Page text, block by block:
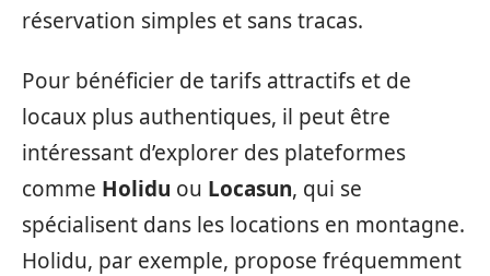
réservation simples et sans tracas.
Pour bénéficier de tarifs attractifs et de
locaux plus authentiques, il peut être
intéressant d’explorer des plateformes
comme Holidu ou Locasun, qui se
spécialisent dans les locations en montagne.
Holidu, par exemple, propose fréquemment